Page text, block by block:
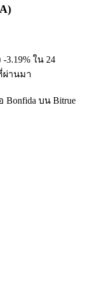
3.19% ใน 24
ผ่านมา
บน Bitrue